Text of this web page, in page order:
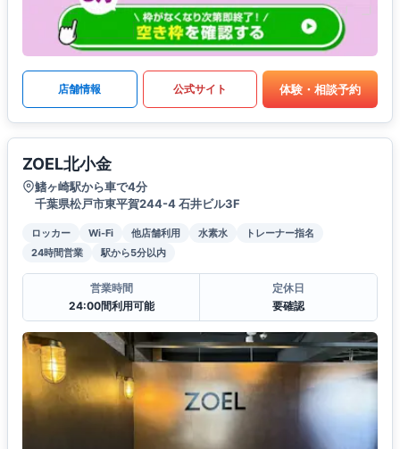
店舗情報 公式サイト 体験・相談予約
ZOEL北小金
鰭ヶ崎駅から車で4分
千葉県松戸市東平賀244-4 石井ビル3F
ロッカー Wi-Fi 他店舗利用 水素水
トレーナー指名
24時間営業
駅から5分以内
営業時間
24:00間利用可能
定休日
要確認